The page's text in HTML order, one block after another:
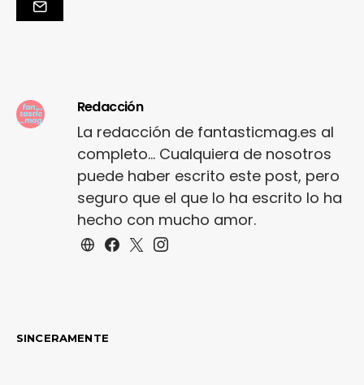
Redacción
La redacción de fantasticmag.es al
completo... Cualquiera de nosotros
puede haber escrito este post, pero
seguro que el que lo ha escrito lo ha
hecho con mucho amor.
SINCERAMENTE